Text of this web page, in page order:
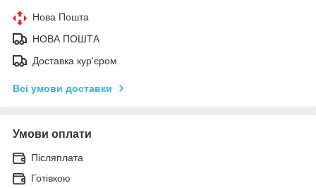
Нова Пошта
НОВА ПОШТА
Доставка кур'єром
Всі умови доставки
Умови оплати
Післяплата
Готівкою